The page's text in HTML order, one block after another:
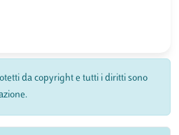
da copyright e tutti i diritti sono